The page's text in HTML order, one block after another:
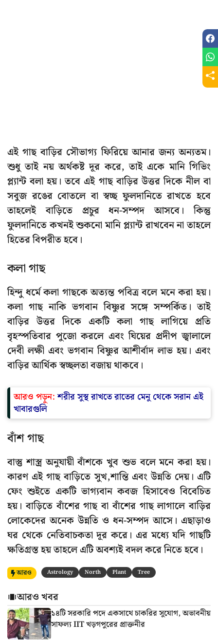
এই গাছ বাড়ির সৌভাগ্য ফিরিয়ে আনার জন্য অন্যতম।
শুধু তাই নয় অর্থকষ্ট দূর করে, তাই একে মানি গিভিং
প্ল্যান্ট বলা হয়। তবে এই গাছ বাড়ির উত্তর দিকে নীল বা
সবুজ রঙের বোতলে বা স্বচ্ছ ফুলদানিতে রাখতে হবে
তাহলেই বাড়িতে প্রচুর ধন-সম্পদ আসবে। কিন্তু
ফুলদানিতে কখনই শুকনো মানি প্ল্যান্ট রাখবেন না তাহলে
হিতের বিপরীত হবে।
কলা গাছ
হিন্দু ধর্মে কলা গাছকে অত্যন্ত পবিত্র বলে মনে করা হয়।
কলা গাছ নাকি ভগবান বিষ্ণুর সঙ্গে সম্পর্কিত। তাই
বাড়ির উত্তর দিকে একটি কলা গাছ লাগিয়ে প্রতি
বৃহস্পতিবার পুজো করলে এবং ঘিয়ের প্রদীপ জ্বালালে
দেবী লক্ষী এবং ভগবান বিষ্ণুর আশীর্বাদ লাভ হয়। এবং
বাড়ির আর্থিক স্বচ্ছলতা বজায় থাকবে।
আরও পড়ুন:শরীর সুস্থ রাখতে রাতের মেনু থেকে সরান এই
খাবারগুলি
বাঁশ গাছ
বাস্তু শাস্ত্র অনুযায়ী বাঁশকে খুব শুভ বলে মনে করা হয়।
কারণ এই গাছ বাড়িতে সুখ,শান্তি এবং উন্নতি দেয়। এটি
ফেং শুইতে একটি ভাগ্যবান কবজ হিসাবেও বিবেচিত
হয়। বাড়িতে বাঁশের গাছ বা বাঁশের গাছ লাগালে বাড়ির
লোকেদের অনেক উন্নতি ও ধন-সম্পদ আসে। এছাড়াও
ঘর থেকে নেতিবাচকতা দূর করে। এর মধ্যে যদি গাছটি
ক্ষতিগ্রস্ত হয় তাহলে এটি অবশ্যই বদল করে নিতে হবে।
আরও Astrology North Plant Tree
আরও খবর
১৪টি সরকারি পদে একসাথে চাকরির সুযোগ, অভাবনীয়
সাফল্য IIT খড়গপুরের প্রাক্তনীর